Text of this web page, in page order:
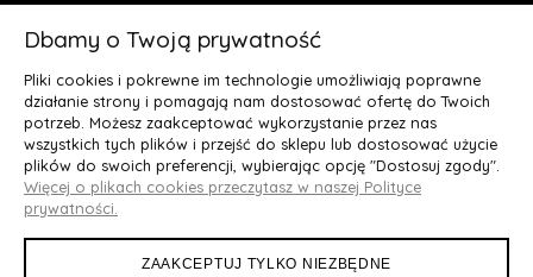
INFORMACJE
MOJE KONTO
O NAS
Deluxury.pl
Dbamy o Twoją prywatność
Pliki cookies i pokrewne im technologie umożliwiają poprawne
działanie strony i pomagają nam dostosować ofertę do Twoich
potrzeb. Możesz zaakceptować wykorzystanie przez nas
wszystkich tych plików i przejść do sklepu lub dostosować użycie
plików do swoich preferencji, wybierając opcję "Dostosuj zgody".
Więcej o plikach cookies przeczytasz w naszej Polityce
prywatności.
ZAAKCEPTUJ TYLKO NIEZBĘDNE